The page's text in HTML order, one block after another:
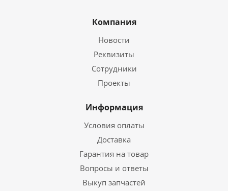
Компания
Новости
Реквизиты
Сотрудники
Проекты
Информация
Условия оплаты
Доставка
Гарантия на товар
Вопросы и ответы
Выкуп запчастей